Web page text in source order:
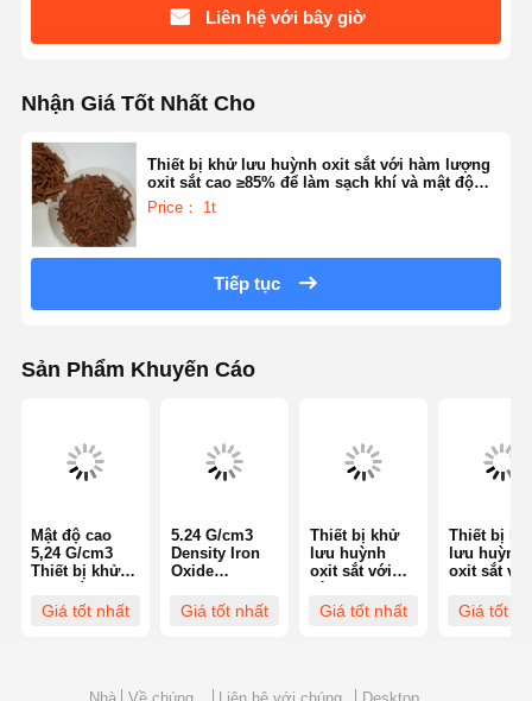
Liên hệ với bây giờ
Nhận Giá Tốt Nhất Cho
Thiết bị khử lưu huỳnh oxit sắt với hàm lượng
oxit sắt cao ≥85% để làm sạch khí và mật độ
lớn 1,0-1,2g/cm3
Price： 1t
Tiếp tục
Sản Phẩm Khuyến Cáo
Mật độ cao
5,24 G/cm3
Thiết bị khử
oxit sắt với độ
làm sạch khí
Giá tốt nhất
5.24 G/cm3
Density Iron
Oxide
với độ xốp 40-
Giá tốt nhất
Thiết bị khử
lưu huỳnh
oxit sắt với
nước ≤ 5% và
trong lọc khí
Giá tốt nhất
Thiết bị
lưu huỳnh
oxit sắt với
0,3-0,5
Giá tốt